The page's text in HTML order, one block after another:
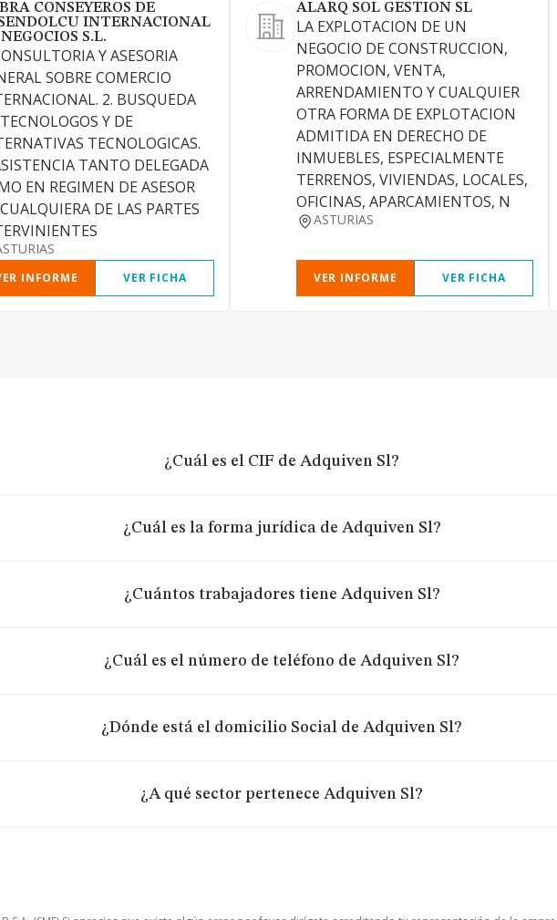
CONSEYEROS DE
INTERNACIONAL
S.L.
Y ASESORIA
SOBRE COMERCIO
2. BUSQUEDA
Y DE
TECNOLOGICAS.
TANTO DELEGADA
EN REGIMEN DE ASESOR
DE LAS PARTES
INFORME VER FICHA
ALARQ SOL GESTION SL
LA EXPLOTACION DE UN
NEGOCIO DE CONSTRUCCION,
PROMOCION, VENTA,
ARRENDAMIENTO Y CUALQUIER
OTRA FORMA DE EXPLOTACION
ADMITIDA EN DERECHO DE
INMUEBLES, ESPECIALMENTE
TERRENOS, VIVIENDAS, LOCALES,
OFICINAS, APARCAMIENTOS, N
ASTURIAS
VER INFORME VER FICHA
¿Cuál es el CIF de Adquiven Sl?
¿Cuál es la forma jurídica de Adquiven Sl?
¿Cuántos trabajadores tiene Adquiven Sl?
¿Cuál es el número de teléfono de Adquiven Sl?
¿Dónde está el domicilio Social de Adquiven Sl?
¿A qué sector pertenece Adquiven Sl?